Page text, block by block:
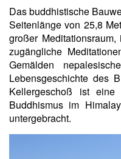
Das buddhistische
Seitenlänge von 25,8
großer
zugängliche
Gemälden
Lebensgeschichte des
Kellergeschoß ist eine
Buddhismus im
untergebracht.